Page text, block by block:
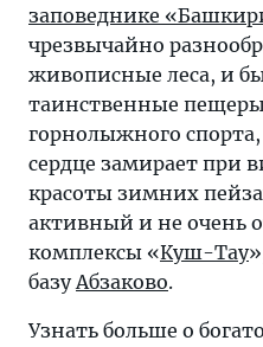
заповеднике
чрезвычайно
живописные леса, и
таинственные
горнолыжного спорта,
сердце замирает при
красоты зимних
активный и не очень
комплексы «Куш-Тау
базуАбзаково.
Узнать больше о